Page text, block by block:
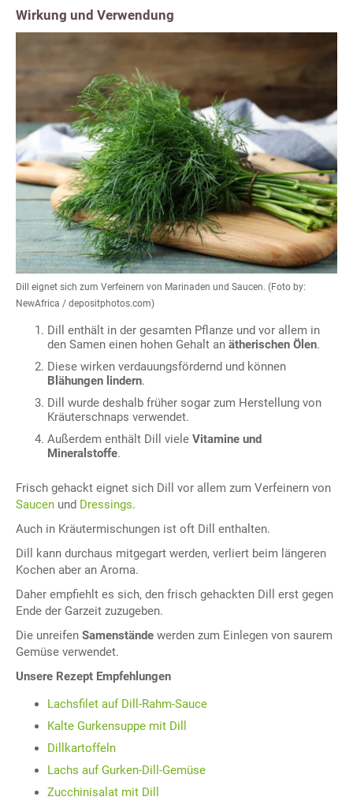
Wirkung und Verwendung
Dill eignet sich zum Verfeinern von Marinaden und Saucen. (Foto by:
NewAfrica / depositphotos.com)
Dill enthält in der gesamten Pflanze und vor allem in
den Samen einen hohen Gehalt an ätherischen Ölen.
Diese wirken verdauungsfördernd und können
Blähungen lindern.
Dill wurde deshalb früher sogar zum Herstellung von
Kräuterschnaps verwendet.
Außerdem enthält Dill viele Vitamine und
Mineralstoffe.
Frisch gehackt eignet sich Dill vor allem zum Verfeinern von
Saucen und Dressings.
Auch in Kräutermischungen ist oft Dill enthalten.
Dill kann durchaus mitgegart werden, verliert beim längeren
Kochen aber an Aroma.
Daher empfiehlt es sich, den frisch gehackten Dill erst gegen
Ende der Garzeit zuzugeben.
Die unreifen Samenstände werden zum Einlegen von saurem
Gemüse verwendet.
Unsere Rezept Empfehlungen
Lachsfilet auf Dill-Rahm-Sauce
Kalte Gurkensuppe mit Dill
Dillkartoffeln
Lachs auf Gurken-Dill-Gemüse
Zucchinisalat mit Dill